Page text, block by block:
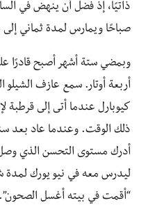
ذاتيًا، إذ فضل أن ينهض في
صباحًا ويمارس لمدة ثماني
وبمضي ستة أشهر أصبح قادرًا
أربعة أوتار. سمع عازف الشيلو
كيوبارل عندما أتى إلى قرطبة
ذلك الوقت. وعندما عاد بعد
أدرك مستوى التحسن الذي
ليدرس معه في نيو يورك لمدة
“أقمت في بيته أغسل الصحون”.